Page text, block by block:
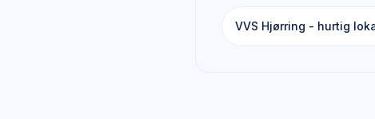
VVS Hjørring - hurtig